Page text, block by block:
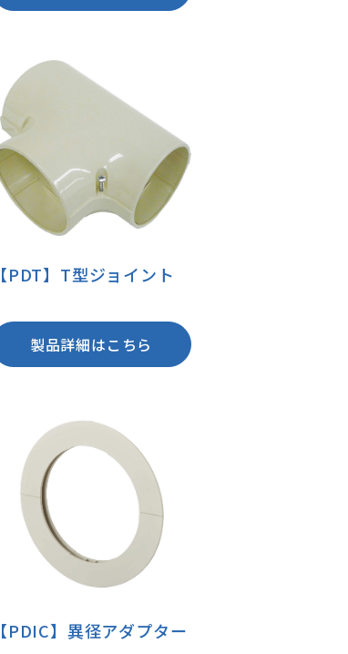
【PDT】T型ジョイント
製品詳細はこちら
【PDIC】異径アダプター